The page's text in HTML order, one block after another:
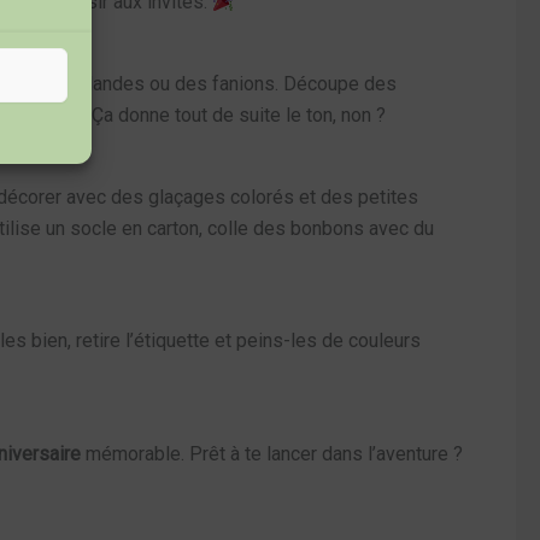
des guirlandes ou des fanions. Découpe des
festive. Ça donne tout de suite le ton, non ?
avec des glaçages colorés et des petites
un socle en carton, colle des bonbons avec du
bien, retire l’étiquette et peins-les de couleurs
mémorable. Prêt à te lancer dans l’aventure ?